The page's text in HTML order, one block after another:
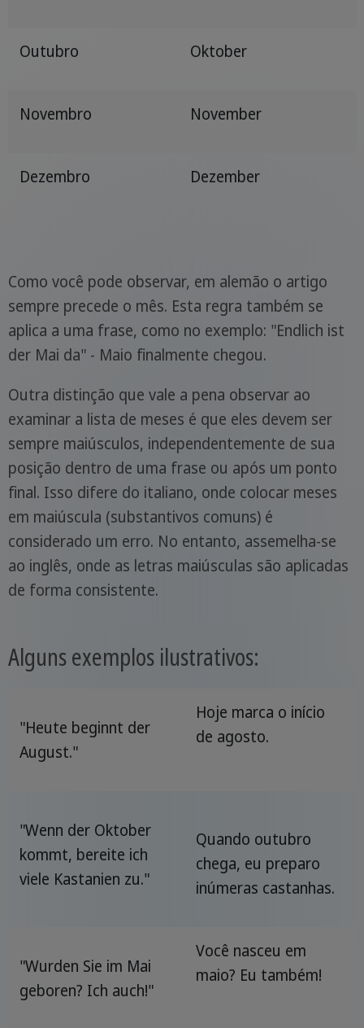
Outubro Oktober
Novembro November
Dezembro Dezember
Como você pode observar, em alemão o artigo
sempre precede o mês. Esta regra também se
aplica a uma frase, como no exemplo: "Endlich ist
der Mai da" - Maio finalmente chegou.
Outra distinção que vale a pena observar ao
examinar a lista de meses é que eles devem ser
sempre maiúsculos, independentemente de sua
posição dentro de uma frase ou após um ponto
final. Isso difere do italiano, onde colocar meses
em maiúscula (substantivos comuns) é
considerado um erro. No entanto, assemelha-se
ao inglês, onde as letras maiúsculas são aplicadas
de forma consistente.
Alguns exemplos ilustrativos:
"Heute beginnt der
August."
Hoje marca o início
de agosto.
"Wenn der Oktober
kommt, bereite ich
viele Kastanien zu."
Quando outubro
chega, eu preparo
inúmeras castanhas.
"Wurden Sie im Mai
geboren? Ich auch!"
Você nasceu em
maio? Eu também!